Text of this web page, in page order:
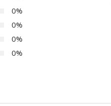
0%
0%
0%
0%